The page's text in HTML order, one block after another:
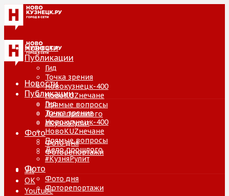
Новости
Публикации
Гид
Точка зрения
Новокузнецк-400
НовоKUZнечане
Прямые вопросы
Дело прошлого
#КузняРулит
Фото
Фото дня
Фоторепортажи
VK
ОК
Youtube
Новости
Публикации
Гид
Точка зрения
Новокузнецк-400
НовоKUZнечане
Прямые вопросы
Дело прошлого
#КузняРулит
Фото
Фото дня
Фоторепортажи